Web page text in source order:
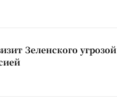
Зеленского угрозой